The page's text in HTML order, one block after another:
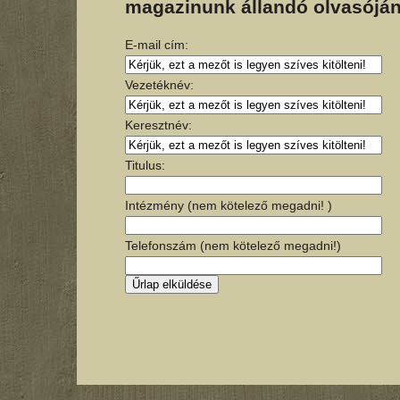
magazinunk állandó
E-mail cím:
Vezetéknév:
Keresztnév:
Titulus:
Intézmény (nem kötelező megadni! )
Telefonszám (nem kötelező megadni!)